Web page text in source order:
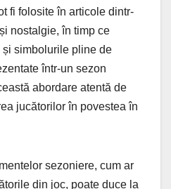
fi folosite în articole dintr-
nostalgie, în timp ce
simbolurile pline de
într-un sezon
abordare atentă de
jucătorilor în povestea în
sezoniere, cum ar
din joc, poate duce la